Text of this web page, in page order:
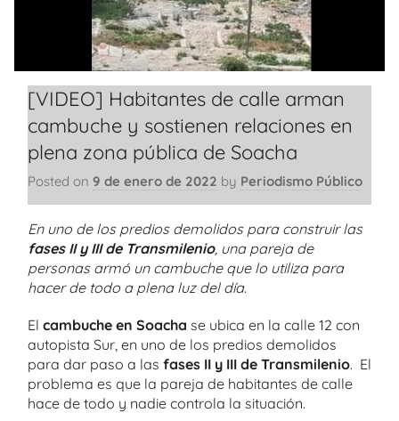
[VIDEO] Habitantes de calle arman
cambuche y sostienen relaciones en
plena zona pública de Soacha
Posted on 9 de enero de 2022 by Periodismo Público
En uno de los predios demolidos para construir las
fases II y III de Transmilenio, una pareja de
personas armó un cambuche que lo utiliza para
hacer de todo a plena luz del día.
El cambuche en Soacha se ubica en la calle 12 con
autopista Sur, en uno de los predios demolidos
para dar paso a las fases II y III de Transmilenio. El
problema es que la pareja de habitantes de calle
hace de todo y nadie controla la situación.